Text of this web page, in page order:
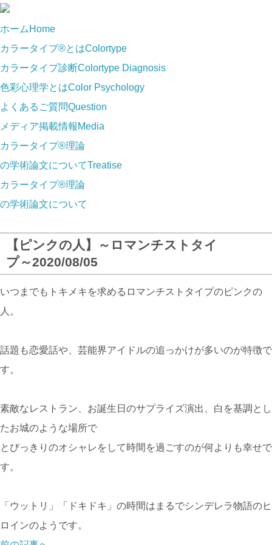
ホーム Home
カラータイプ®とはColortype
カラータイプ診断Colortype Diagnosis
色彩心理学とはColor Psychology
よくあるご質問Question
メディア掲載情報 Media
カラータイプ®理論
の学術論文についてTreatise
カラータイプ®理論
の学術論文について
【ピンクの人】～ロマンチストタイ
プ～2020/08/05
いつまでもトキメキを求めるロマンチストタイプのピンクの
人。
話題も恋愛話や、芸能界アイドルの追っかけが多いのが特徴で
す。
素敵なレストラン、お誕生日のサプライズ演出、白を基調とし
たお城のような場所で
とびっきりのオシャレをして時間を過ごすのが何よりも幸せで
す。
「ウットリ」「ドキドキ」の時間はまるでシンデレラ物語のヒ
ロインのようです。